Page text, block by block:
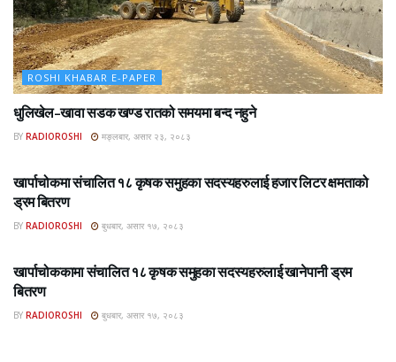
ROSHI KHABAR E-PAPER
धुलिखेल–खावा सडक खण्ड रातको समयमा बन्द नहुने
BY RADIOROSHI मङ्लबार, असार २३, २०८३
खार्पाचोकमा संचालित १८ कृषक समुहका सदस्यहरुलाई हजार लिटर क्षमताको
ड्रम बितरण
BY RADIOROSHI बुधबार, असार १७, २०८३
खार्पाचोककामा संचालित १८ कृषक समुहका सदस्यहरुलाई खानेपानी ड्रम
बितरण
BY RADIOROSHI बुधबार, असार १७, २०८३